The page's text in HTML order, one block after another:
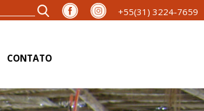
+55(31) 3224-7659
CONTATO